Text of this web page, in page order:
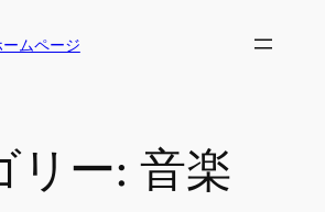
ムページ
リー: 音楽